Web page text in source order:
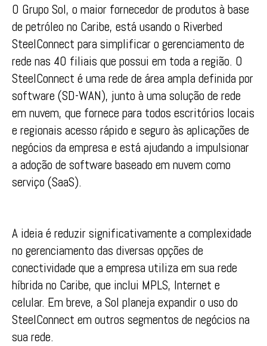
O Grupo Sol, o maior fornecedor de produtos à base
de petróleo no Caribe, está usando o Riverbed
SteelConnect para simplificar o gerenciamento de
rede nas 40 filiais que possui em toda a região. O
SteelConnect é uma rede de área ampla definida por
software (SD-WAN), junto à uma solução de rede
em nuvem, que fornece para todos escritórios locais
e regionais acesso rápido e seguro às aplicações de
negócios da empresa e está ajudando a impulsionar
a adoção de software baseado em nuvem como
serviço (SaaS).
A ideia é reduzir significativamente a complexidade
no gerenciamento das diversas opções de
conectividade que a empresa utiliza em sua rede
híbrida no Caribe, que inclui MPLS, Internet e
celular. Em breve, a Sol planeja expandir o uso do
SteelConnect em outros segmentos de negócios na
sua rede.